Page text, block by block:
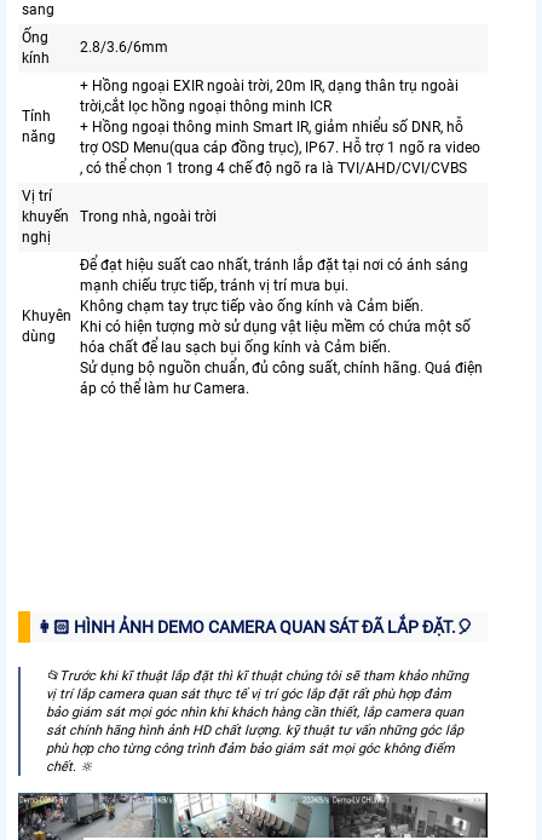
sang
Ống
kính
2.8/3.6/6mm
Tính
năng
+ Hồng ngoại EXIR ngoài trời, 20m IR, dạng thân trụ ngoài
trời,cắt lọc hồng ngoại thông minh ICR
+ Hồng ngoại thông minh Smart IR, giảm nhiểu số DNR, hỗ
trợ OSD Menu(qua cáp đồng trục), IP67. Hỗ trợ 1 ngõ ra video
, có thể chọn 1 trong 4 chế độ ngõ ra là TVI/AHD/CVI/CVBS
Vị trí
khuyến
nghị
Trong nhà, ngoài trời
Khuyên
dùng
Để đạt hiệu suất cao nhất, tránh lắp đặt tại nơi có ánh sáng
mạnh chiếu trực tiếp, tránh vị trí mưa bụi.
Không chạm tay trực tiếp vào ống kính và Cảm biến.
Khi có hiện tượng mờ sử dụng vật liệu mềm có chứa một số
hóa chất để lau sạch bụi ống kính và Cảm biến.
Sử dụng bộ nguồn chuẩn, đủ công suất, chính hãng. Quá điện
áp có thể làm hư Camera.
👩🏻 HÌNH ẢNH DEMO CAMERA QUAN SÁT ĐÃ LẮP ĐẶT.️🎈
📂Trước khi kĩ thuật lắp đặt thì kĩ thuật chúng tôi sẽ tham khảo những
vị trí lắp camera quan sát thực tế vị trí góc lắp đặt rất phù hợp đảm
bảo giám sát mọi góc nhìn khi khách hàng cần thiết, lắp camera quan
sát chính hãng hình ảnh HD chất lượng. kỹ thuật tư vấn những góc lắp
phù hợp cho từng công trình đảm bảo giám sát mọi góc không điểm
chết. 🔆